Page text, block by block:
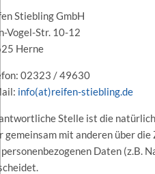
Stiebling GmbH
Vogel-Str. 10-12
Herne
02323 / 49630
info(at)reifen-stiebling.de
Stelle ist die
gemeinsam mit anderen über
Daten (z.B.